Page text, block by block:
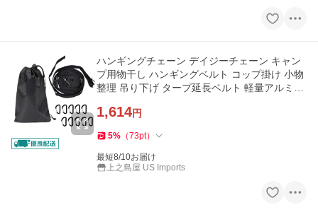
ハンギングチェーン デイジーチェーン キャン
プ用物干し ハンギングベルト コップ掛け 小物
整理 吊り下げ タープ延長ベルト 軽量アルミカ
1,614円
5% （73pt）
最短8/10お届け
上之島屋 US Imports